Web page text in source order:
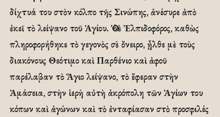
δίχτυά του στὸν κόλπο τῆς Σινώπης, ἀνέσυρε ἀπὸ
ἐκεῖ τὸ λείψανο τοῦ Ἁγίου. Ὁ δὲ Ἐλπιδοφόρος, καθὼς
πληροφορήθηκε τὸ γεγονὸς σὲ ὄνειρο, ᾖλθε μὲ τοὺς
διακόνους Θεότιμο καὶ Παρθένιο καὶ ἀφοῦ
παρέλαβαν τὸ Ἅγιο λείψανο, τὸ ἔφεραν στὴν
Ἀμάσεια, στὴν ἱερὴ αὐτὴ ἀκρόπολη τῶν Ἁγίων του
κόπων καὶ ἀγώνων καὶ τὸ ἐνταφίασαν στὸ προσφιλές